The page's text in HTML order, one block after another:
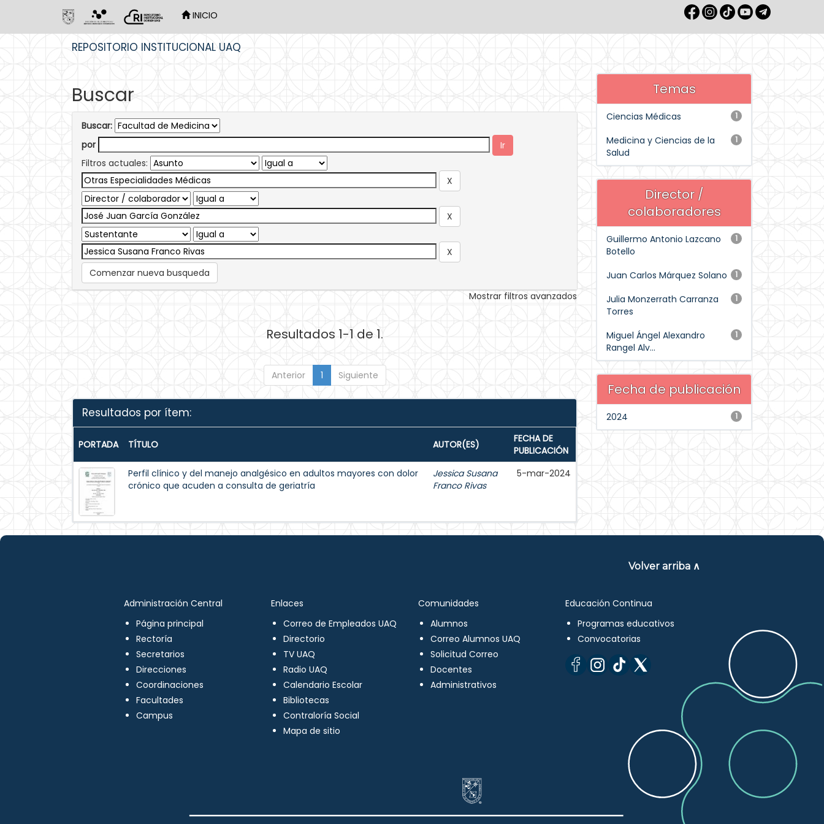
INICIO
REPOSITORIO INSTITUCIONAL UAQ
Buscar
Buscar:
por
Filtros actuales:
Comenzar nueva busqueda
Mostrar filtros avanzados
Resultados 1-1 de 1.
Anterior 1 Siguiente
Resultados por ítem:
PORTADA TÍTULO AUTOR(ES)
FECHA DE
PUBLICACIÓN
Perfil clínico y del manejo analgésico en adultos mayores con dolor
crónico que acuden a consulta de geriatría
Jessica Susana
Franco Rivas
5-mar-2024
Temas
1
Ciencias Médicas
1
Medicina y Ciencias de la
Salud
Director /
colaboradores
1
Guillermo Antonio Lazcano
Botello
1
Juan Carlos Márquez Solano
1
Julia Monzerrath Carranza
Torres
1
Miguel Ángel Alexandro
Rangel Alv...
Fecha de publicación
1
2024
Volver arriba ∧
Administración Central
Página principal
Rectoría
Secretarios
Direcciones
Coordinaciones
Facultades
Campus
Enlaces
Correo de Empleados UAQ
Directorio
TV UAQ
Radio UAQ
Calendario Escolar
Bibliotecas
Contraloría Social
Mapa de sitio
Comunidades
Alumnos
Correo Alumnos UAQ
Solicitud Correo
Docentes
Administrativos
Educación Continua
Programas educativos
Convocatorias